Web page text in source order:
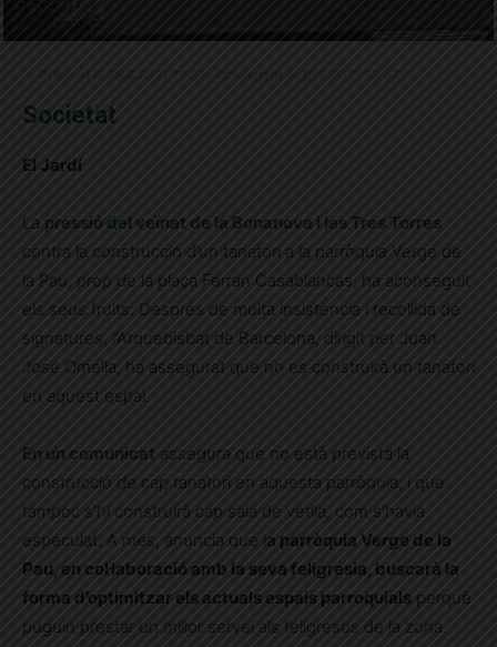
Societat
El Jardí
La pressió del veïnat de la Bonanova i les Tres Torres
contra la construcció d’un tanatori a la parròquia Verge de
la Pau, prop de la plaça Ferran Casablancas, ha aconseguit
els seus fruits. Després de molta insistència i recollida de
signatures, l’Arquebisbat de Barcelona, dirigit per Juan
José Omella, ha assegurat que no es construirà un tanatori
en aquest espai.
En un comunicat assegura que no està prevista la
construcció de cap tanatori en aquesta parròquia, i que
tampoc s’hi construirà cap sala de vetlla, com s’havia
especulat. A més, anuncia que la parròquia Verge de la
Pau, en col·laboració amb la seva feligresia, buscarà la
forma d’optimitzar els actuals espais parroquials perquè
puguin prestar un millor servei als feligresos de la zona.